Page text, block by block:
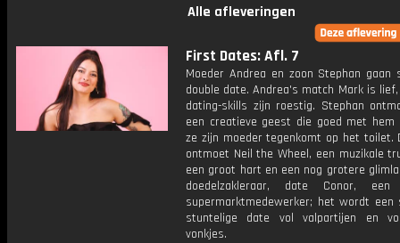
Alle afleveringen
First Dates: Afl. 7
Moeder Andrea en zoon Stephan gaan
double date. Andrea's match Mark is
dating-skills zijn roestig. Stephan
een creatieve geest die goed met
ze zijn moeder tegenkomt op het toilet.
ontmoet Neil the Wheel, een muzikale
een groot hart en een nog grotere
doedelzakleraar, date Conor, een
supermarktmedewerker; het wordt een
stuntelige date vol valpartijen en
vonkjes.